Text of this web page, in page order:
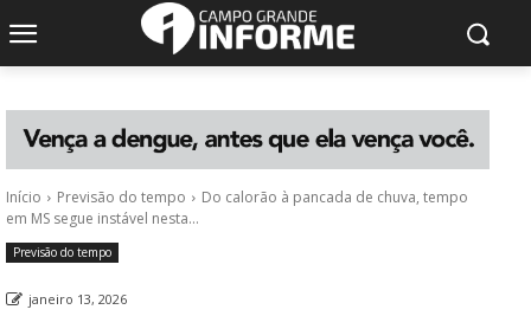
Início Previsão do tempo
Do calorão à pancada de chuva, tempo
em MS segue instável nesta...
Previsão do tempo
janeiro 13, 2026